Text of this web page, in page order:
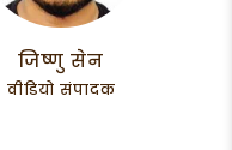
जिष्णु सेन
वीडियो संपादक